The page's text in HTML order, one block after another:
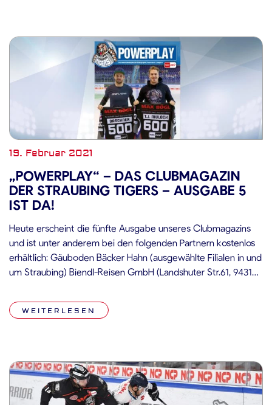
19. Februar 2021
„POWERPLAY“ – DAS CLUBMAGAZIN
DER STRAUBING TIGERS – AUSGABE 5
IST DA!
Heute erscheint die fünfte Ausgabe unseres Clubmagazins
und ist unter anderem bei den folgenden Partnern kostenlos
erhältlich: Gäuboden Bäcker Hahn (ausgewählte Filialen in und
um Straubing) Biendl-Reisen GmbH (Landshuter Str.61, 94315
94315 Straubing) MediaMarkt Straubing Click & Collect
Schalter (Aiterhofener Str.222, 94315 Straubing) Tankstelle
WEITERLESEN